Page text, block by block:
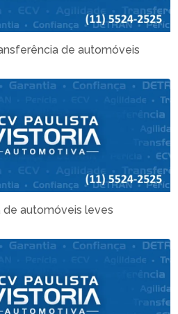
de automóveis
de automóveis leves